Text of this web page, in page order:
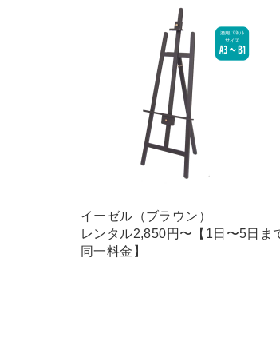
イーゼル（ブラウン）
レンタル2,850円〜【1日〜5日ま
同一料金】